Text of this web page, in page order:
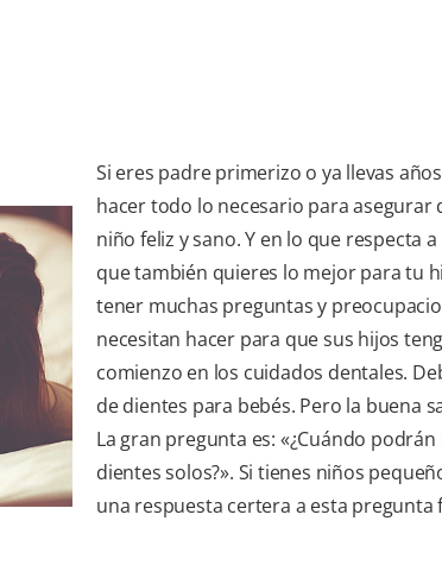
Si eres padre primerizo o ya llevas
hacer todo lo necesario para asegurar
niño feliz y sano. Y en lo que respecta
que también quieres lo mejor para tu
tener muchas preguntas y
necesitan hacer para que sus hijos
comienzo en los cuidados dentales.
de dientes para bebés. Pero la buena
La gran pregunta es: «¿Cuándo
dientes solos?». Si tienes niños
una respuesta certera a esta pregunta